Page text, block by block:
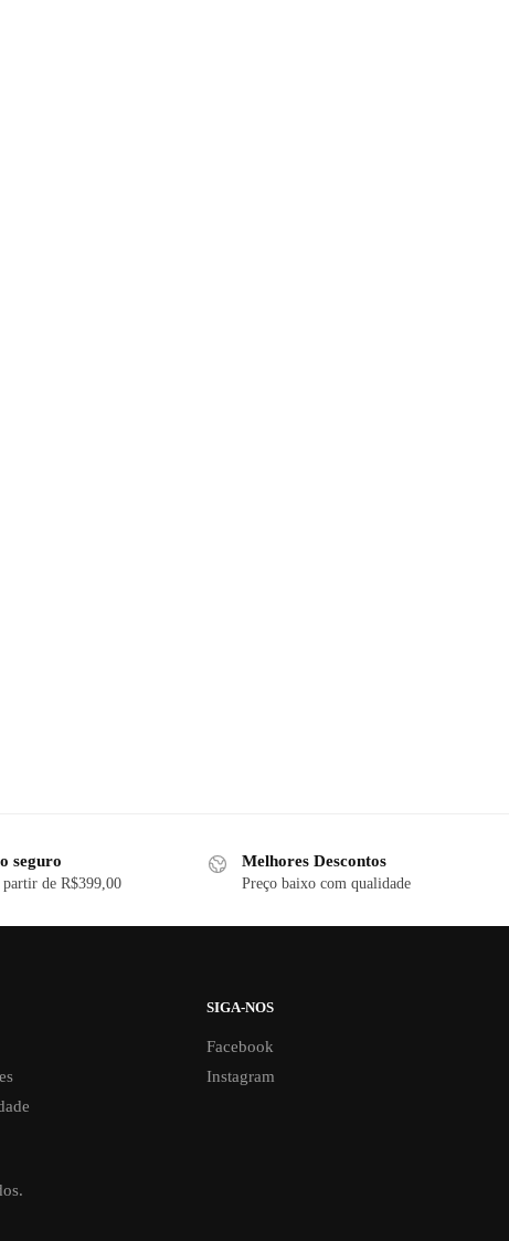
seguro
de R$399,00
Melhores Descontos
Preço baixo com qualidade
SIGA-NOS
Facebook
Instagram